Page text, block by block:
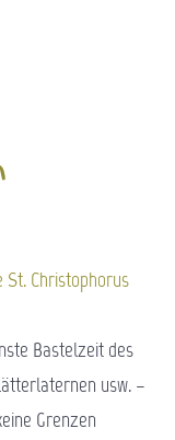
St. Christophorus
Bastelzeit des
usw. –
Grenzen